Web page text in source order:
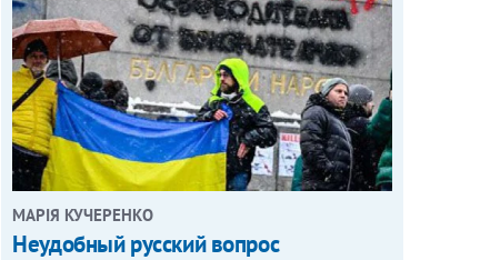
МАРІЯ КУЧЕРЕНКО
​Неудобный русский вопрос